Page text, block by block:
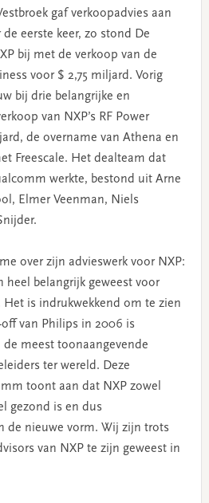
gaf verkoopadvies aan
eerste keer, zo stond De
bij met de verkoop van de
voor $ 2,75 miljard. Vorig
bij drie belangrijke en
van NXP’s RF Power
de overname van Athena en
Freescale. Het dealteam dat
werkte, bestond uit Arne
Elmer Veenman, Niels
over zijn advieswerk voor NXP:
heel belangrijk geweest voor
Het is indrukwekkend om te zien
van Philips in 2006 is
meest toonaangevende
ter wereld. Deze
toont aan dat NXP zowel
gezond is en dus
de nieuwe vorm. Wij zijn trots
van NXP te zijn geweest in